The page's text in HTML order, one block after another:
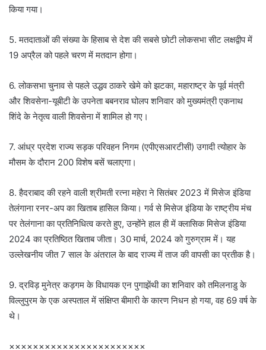
किया गया।
5. मतदाताओं की संख्या के हिसाब से देश की सबसे छोटी लोकसभा सीट लक्षद्वीप में
19 अप्रैल को पहले चरण में मतदान होगा।
6. लोकसभा चुनाव से पहले उद्धव ठाकरे खेमे को झटका, महाराष्ट्र के पूर्व मंत्री
और शिवसेना-यूबीटी के उपनेता बबनराव घोलप शनिवार को मुख्यमंत्री एकनाथ
शिंदे के नेतृत्व वाली शिवसेना में शामिल हो गए।
7. आंध्र प्रदेश राज्य सड़क परिवहन निगम (एपीएसआरटीसी) उगादी त्योहार के
मौसम के दौरान 200 विशेष बसें चलाएगा।
8. हैदराबाद की रहने वाली श्रीमती रत्ना महेरा ने सितंबर 2023 में मिसेज इंडिया
तेलंगाना रनर-अप का खिताब हासिल किया। गर्व से मिसेज इंडिया के राष्ट्रीय मंच
पर तेलंगाना का प्रतिनिधित्व करते हुए, उन्होंने हाल ही में क्लासिक मिसेज इंडिया
2024 का प्रतिष्ठित खिताब जीता। 30 मार्च, 2024 को गुरुग्राम में। यह
उल्लेखनीय जीत 7 साल के अंतराल के बाद राज्य में ताज की वापसी का प्रतीक है।
9. द्रविड़ मुनेत्र कड़गम के विधायक एन पुगाझेंथी का शनिवार को तमिलनाडु के
विल्लुपुरम के एक अस्पताल में संक्षिप्त बीमारी के कारण निधन हो गया, वह 69 वर्ष के
थे।
×××××××××××××××××××××××